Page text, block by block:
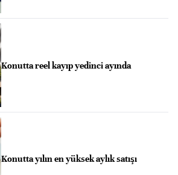
Konutta reel kayıp yedinci ayında
Konutta yılın en yüksek aylık satışı